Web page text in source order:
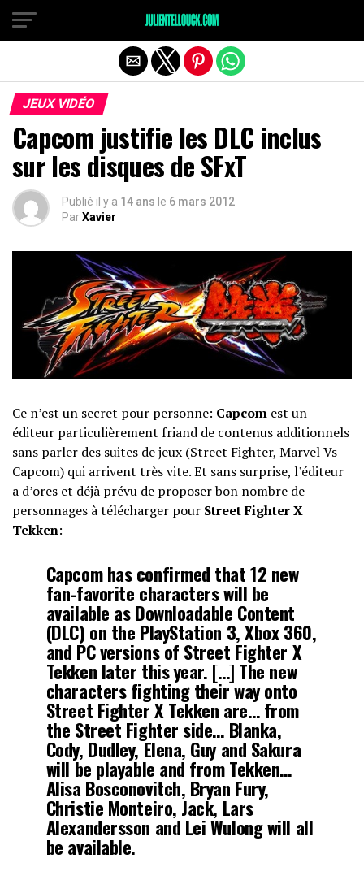
JEUX VIDÉO
Capcom justifie les DLC inclus
sur les disques de SFxT
Publié il y a 14 ans le 6 mars 2012
ParXavier
Ce n’est un secret pour personne: Capcom est un
éditeur particulièrement friand de contenus additionnels
sans parler des suites de jeux (Street Fighter, Marvel Vs
Capcom) qui arrivent très vite. Et sans surprise, l’éditeur
a d’ores et déjà prévu de proposer bon nombre de
personnages à télécharger pour Street Fighter X
Tekken:
Capcom has confirmed that 12 new
fan-favorite characters will be
available as Downloadable Content
(DLC) on the PlayStation 3, Xbox 360,
and PC versions of Street Fighter X
Tekken later this year. […] The new
characters fighting their way onto
Street Fighter X Tekken are… from
the Street Fighter side… Blanka,
Cody, Dudley, Elena, Guy and Sakura
will be playable and from Tekken…
Alisa Bosconovitch, Bryan Fury,
Christie Monteiro, Jack, Lars
Alexandersson and Lei Wulong will all
be available.